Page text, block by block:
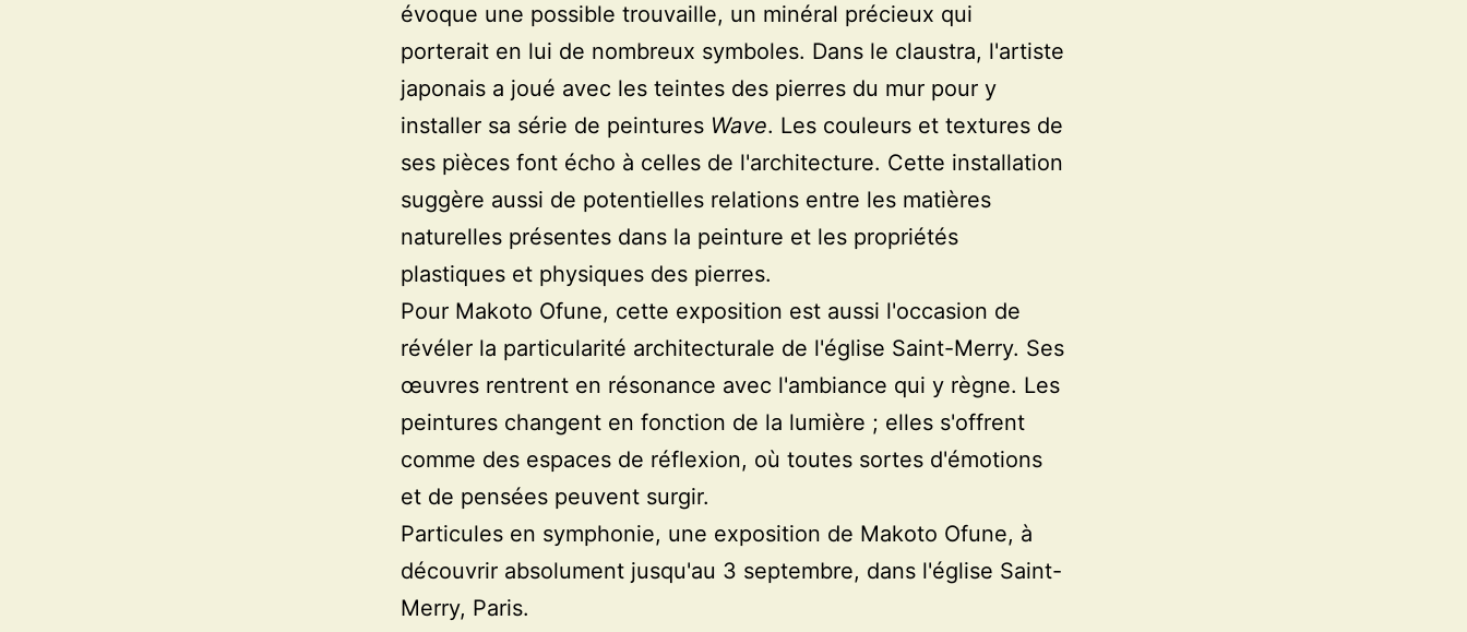
évoque une possible trouvaille, un minéral précieux qui
porterait en lui de nombreux symboles. Dans le claustra, l'artiste
japonais a joué avec les teintes des pierres du mur pour y
installer sa série de peintures Wave. Les couleurs et textures de
ses pièces font écho à celles de l'architecture. Cette installation
suggère aussi de potentielles relations entre les matières
naturelles présentes dans la peinture et les propriétés
plastiques et physiques des pierres.
Pour Makoto Ofune, cette exposition est aussi l'occasion de
révéler la particularité architecturale de l'église Saint-Merry. Ses
œuvres rentrent en résonance avec l'ambiance qui y règne. Les
peintures changent en fonction de la lumière ; elles s'offrent
comme des espaces de réflexion, où toutes sortes d'émotions
et de pensées peuvent surgir.
Particules en symphonie, une exposition de Makoto Ofune, à
découvrir absolument jusqu'au 3 septembre, dans l'église Saint-
Merry, Paris.